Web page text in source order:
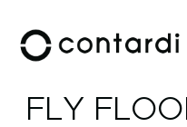
FLY